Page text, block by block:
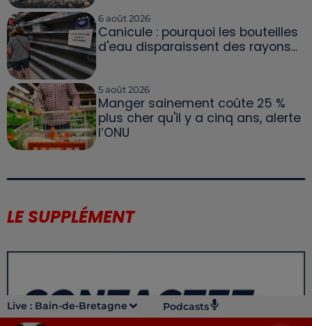
Live : Bain-de-Bretagne Podcasts
6 août 2026
Canicule : pourquoi les bouteilles
d'eau disparaissent des rayons...
5 août 2026
Manger sainement coûte 25 %
plus cher qu'il y a cinq ans, alerte
l’ONU
LE SUPPLÉMENT